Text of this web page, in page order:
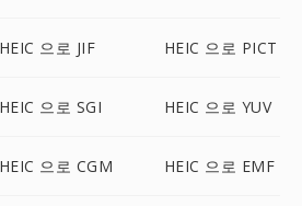
HEIC 으로 JIF HEIC 으로 PICT
HEIC 으로 SGI HEIC 으로 YUV
HEIC 으로 CGM HEIC 으로 EMF